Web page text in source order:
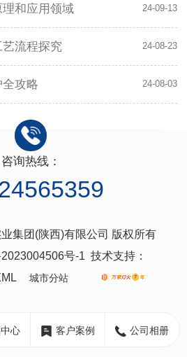
内启动供电，避免
和应用领域 24-09-13
流程探究 24-08-23
攻略 24-08-03
咨询热线：
集团(陕西)有限公司 版权所有
号-1 技术支持：
城市分站
城
西
心 客户案例 公司相册